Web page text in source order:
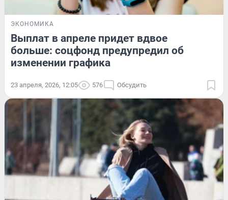
ЭКОНОМИКА
Выплат в апреле придет вдвое
больше: соцфонд предупредил об
изменении графика
23 апреля, 2026, 12:05 576 Обсудить